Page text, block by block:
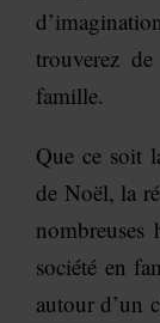
trouverez
famille.
Que ce soit
de Noël, la
nombreuses
société en
autour d’un